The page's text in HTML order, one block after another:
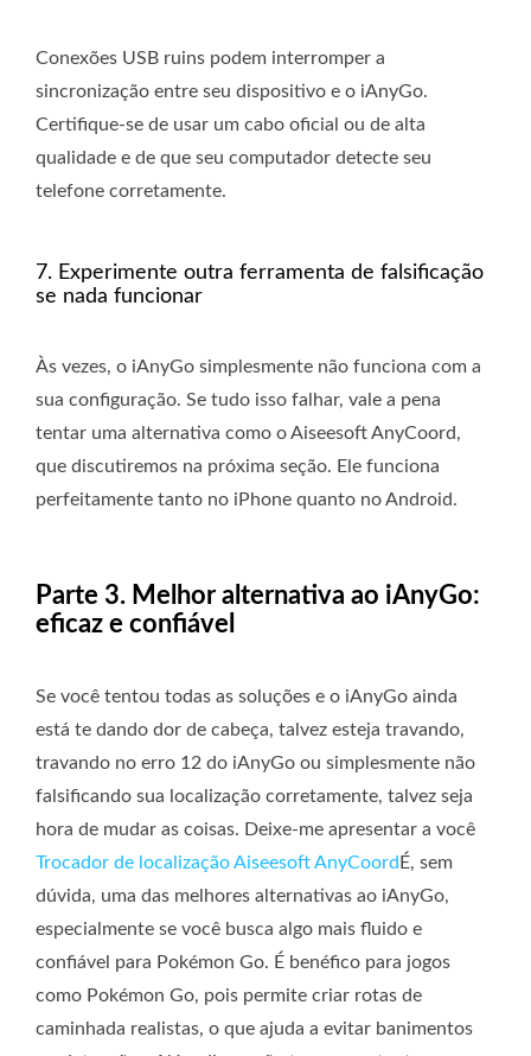
Conexões USB ruins podem interromper a
sincronização entre seu dispositivo e o iAnyGo.
Certifique-se de usar um cabo oficial ou de alta
qualidade e de que seu computador detecte seu
telefone corretamente.
7. Experimente outra ferramenta de falsificação
se nada funcionar
Às vezes, o iAnyGo simplesmente não funciona com a
sua configuração. Se tudo isso falhar, vale a pena
tentar uma alternativa como o Aiseesoft AnyCoord,
que discutiremos na próxima seção. Ele funciona
perfeitamente tanto no iPhone quanto no Android.
Parte 3. Melhor alternativa ao iAnyGo:
eficaz e confiável
Se você tentou todas as soluções e o iAnyGo ainda
está te dando dor de cabeça, talvez esteja travando,
travando no erro 12 do iAnyGo ou simplesmente não
falsificando sua localização corretamente, talvez seja
hora de mudar as coisas. Deixe-me apresentar a você
Trocador de localização Aiseesoft AnyCoord É, sem
dúvida, uma das melhores alternativas ao iAnyGo,
especialmente se você busca algo mais fluido e
confiável para Pokémon Go. É benéfico para jogos
como Pokémon Go, pois permite criar rotas de
caminhada realistas, o que ajuda a evitar banimentos